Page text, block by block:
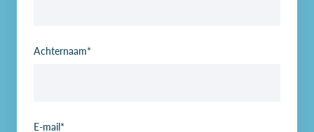
Achternaam*
E-mail*